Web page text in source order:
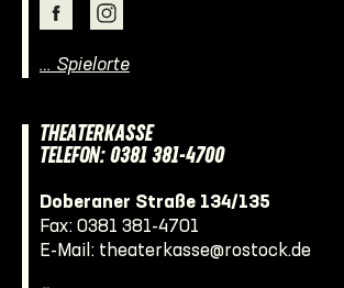
… Spielorte
THEATERKASSE
TELEFON: 0381 381-4700
Doberaner Straße 134/135
Fax: 0381 381-4701
E-Mail: theaterkasse@rostock.de